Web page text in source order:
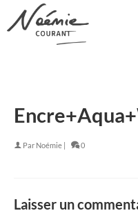
Par Noémie | 0
Laisser un